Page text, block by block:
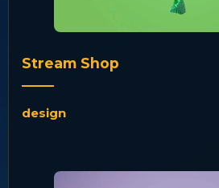
Stream Shop
design